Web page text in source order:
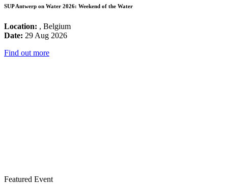
SUP Antwerp on Water 2026: Weekend of the Water
Location: , Belgium
Date: 29 Aug 2026
Find out more
Featured Event